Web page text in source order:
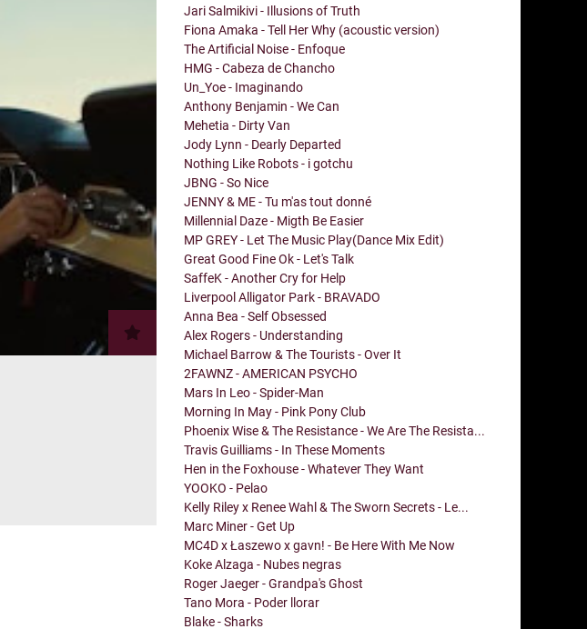
Jari Salmikivi - Illusions of Truth
Fiona Amaka - Tell Her Why (acoustic version)
The Artificial Noise - Enfoque
HMG - Cabeza de Chancho
Un_Yoe - Imaginando
Anthony Benjamin - We Can
Mehetia - Dirty Van
Jody Lynn - Dearly Departed
Nothing Like Robots - i gotchu
JBNG - So Nice
JENNY & ME - Tu m'as tout donné
Millennial Daze - Migth Be Easier
MP GREY - Let The Music Play(Dance Mix Edit)
Great Good Fine Ok - Let's Talk
SaffeK - Another Cry for Help
Liverpool Alligator Park - BRAVADO
Anna Bea - Self Obsessed
Alex Rogers - Understanding
Michael Barrow & The Tourists - Over It
2FAWNZ - AMERICAN PSYCHO
Mars In Leo - Spider-Man
Morning In May - Pink Pony Club
Phoenix Wise & The Resistance - We Are The Resista...
Travis Guilliams - In These Moments
Hen in the Foxhouse - Whatever They Want
YOOKO - Pelao
Kelly Riley x Renee Wahl & The Sworn Secrets - Le...
Marc Miner - Get Up
MC4D x Łaszewo x gavn! - Be Here With Me Now
Koke Alzaga - Nubes negras
Roger Jaeger - Grandpa's Ghost
Tano Mora - Poder llorar
Blake - Sharks